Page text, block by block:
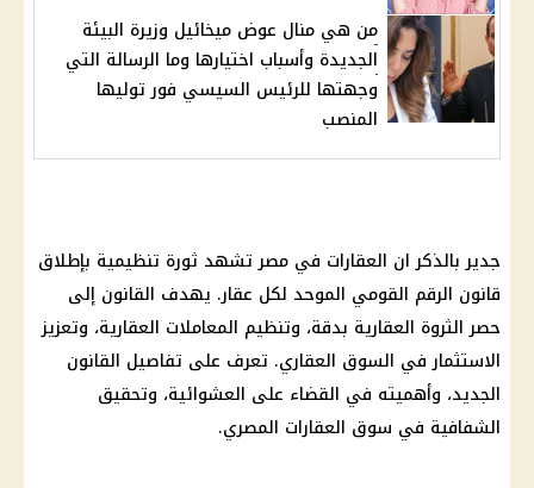
من هي منال عوض ميخائيل وزيرة البيئة
الجديدة وأسباب اختيارها وما الرسالة التي
وجهتها للرئيس السيسي فور توليها
المنصب
جدير بالذكر ان العقارات في مصر تشهد ثورة تنظيمية بإطلاق
قانون الرقم القومي الموحد لكل عقار. يهدف القانون إلى
حصر الثروة العقارية بدقة، وتنظيم المعاملات العقارية، وتعزيز
الاستثمارفي السوق العقاري. تعرف على تفاصيل القانون
الجديد، وأهميته في القضاء على العشوائية، وتحقيق
الشفافية في سوق العقارات المصري.